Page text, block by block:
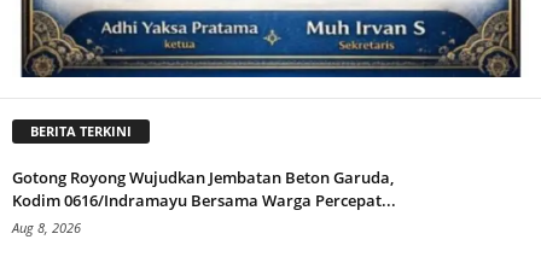
BERITA TERKINI
Gotong Royong Wujudkan Jembatan Beton Garuda,
Kodim 0616/Indramayu Bersama Warga Percepat...
Aug 8, 2026